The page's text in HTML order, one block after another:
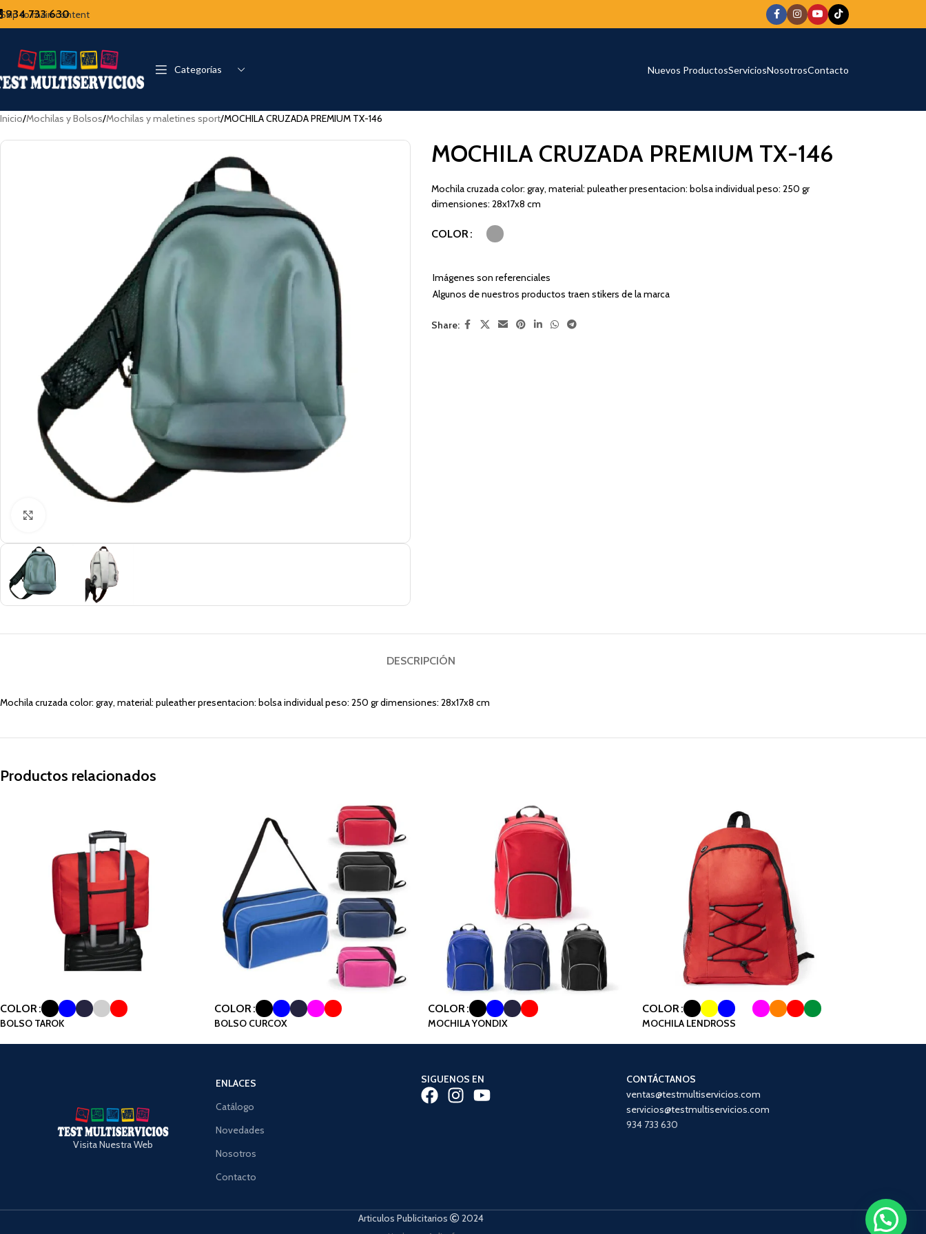
Skip to main content
934 733 630
Categorías Nuevos ProductosServiciosNosotrosContacto
Inicio Mochilas y Bolsos Mochilas y maletines sport MOCHILA CRUZADA PREMIUM TX-146
MOCHILA CRUZADA PREMIUM TX-146
Mochila cruzada color: gray, material: puleather presentacion: bolsa individual peso: 250 gr
dimensiones: 28x17x8 cm
COLOR
Imágenes son referenciales
Algunos de nuestros productos traen stikers de la marca
Share:
DESCRIPCIÓN
Mochila cruzada color: gray, material: puleather presentacion: bolsa individual peso: 250 gr dimensiones: 28x17x8 cm
Productos relacionados
COLOR
BOLSO TAROK
COLOR
BOLSO CURCOX
COLOR
MOCHILA YONDIX
COLOR
MOCHILA LENDROSS
Visita Nuestra Web
ENLACES
Catálogo
Novedades
Nosotros
Contacto
SIGUENOS EN
CONTÁCTANOS
ventas@testmultiservicios.com
servicios@testmultiservicios.com
934 733 630
Articulos Publicitarios 2024